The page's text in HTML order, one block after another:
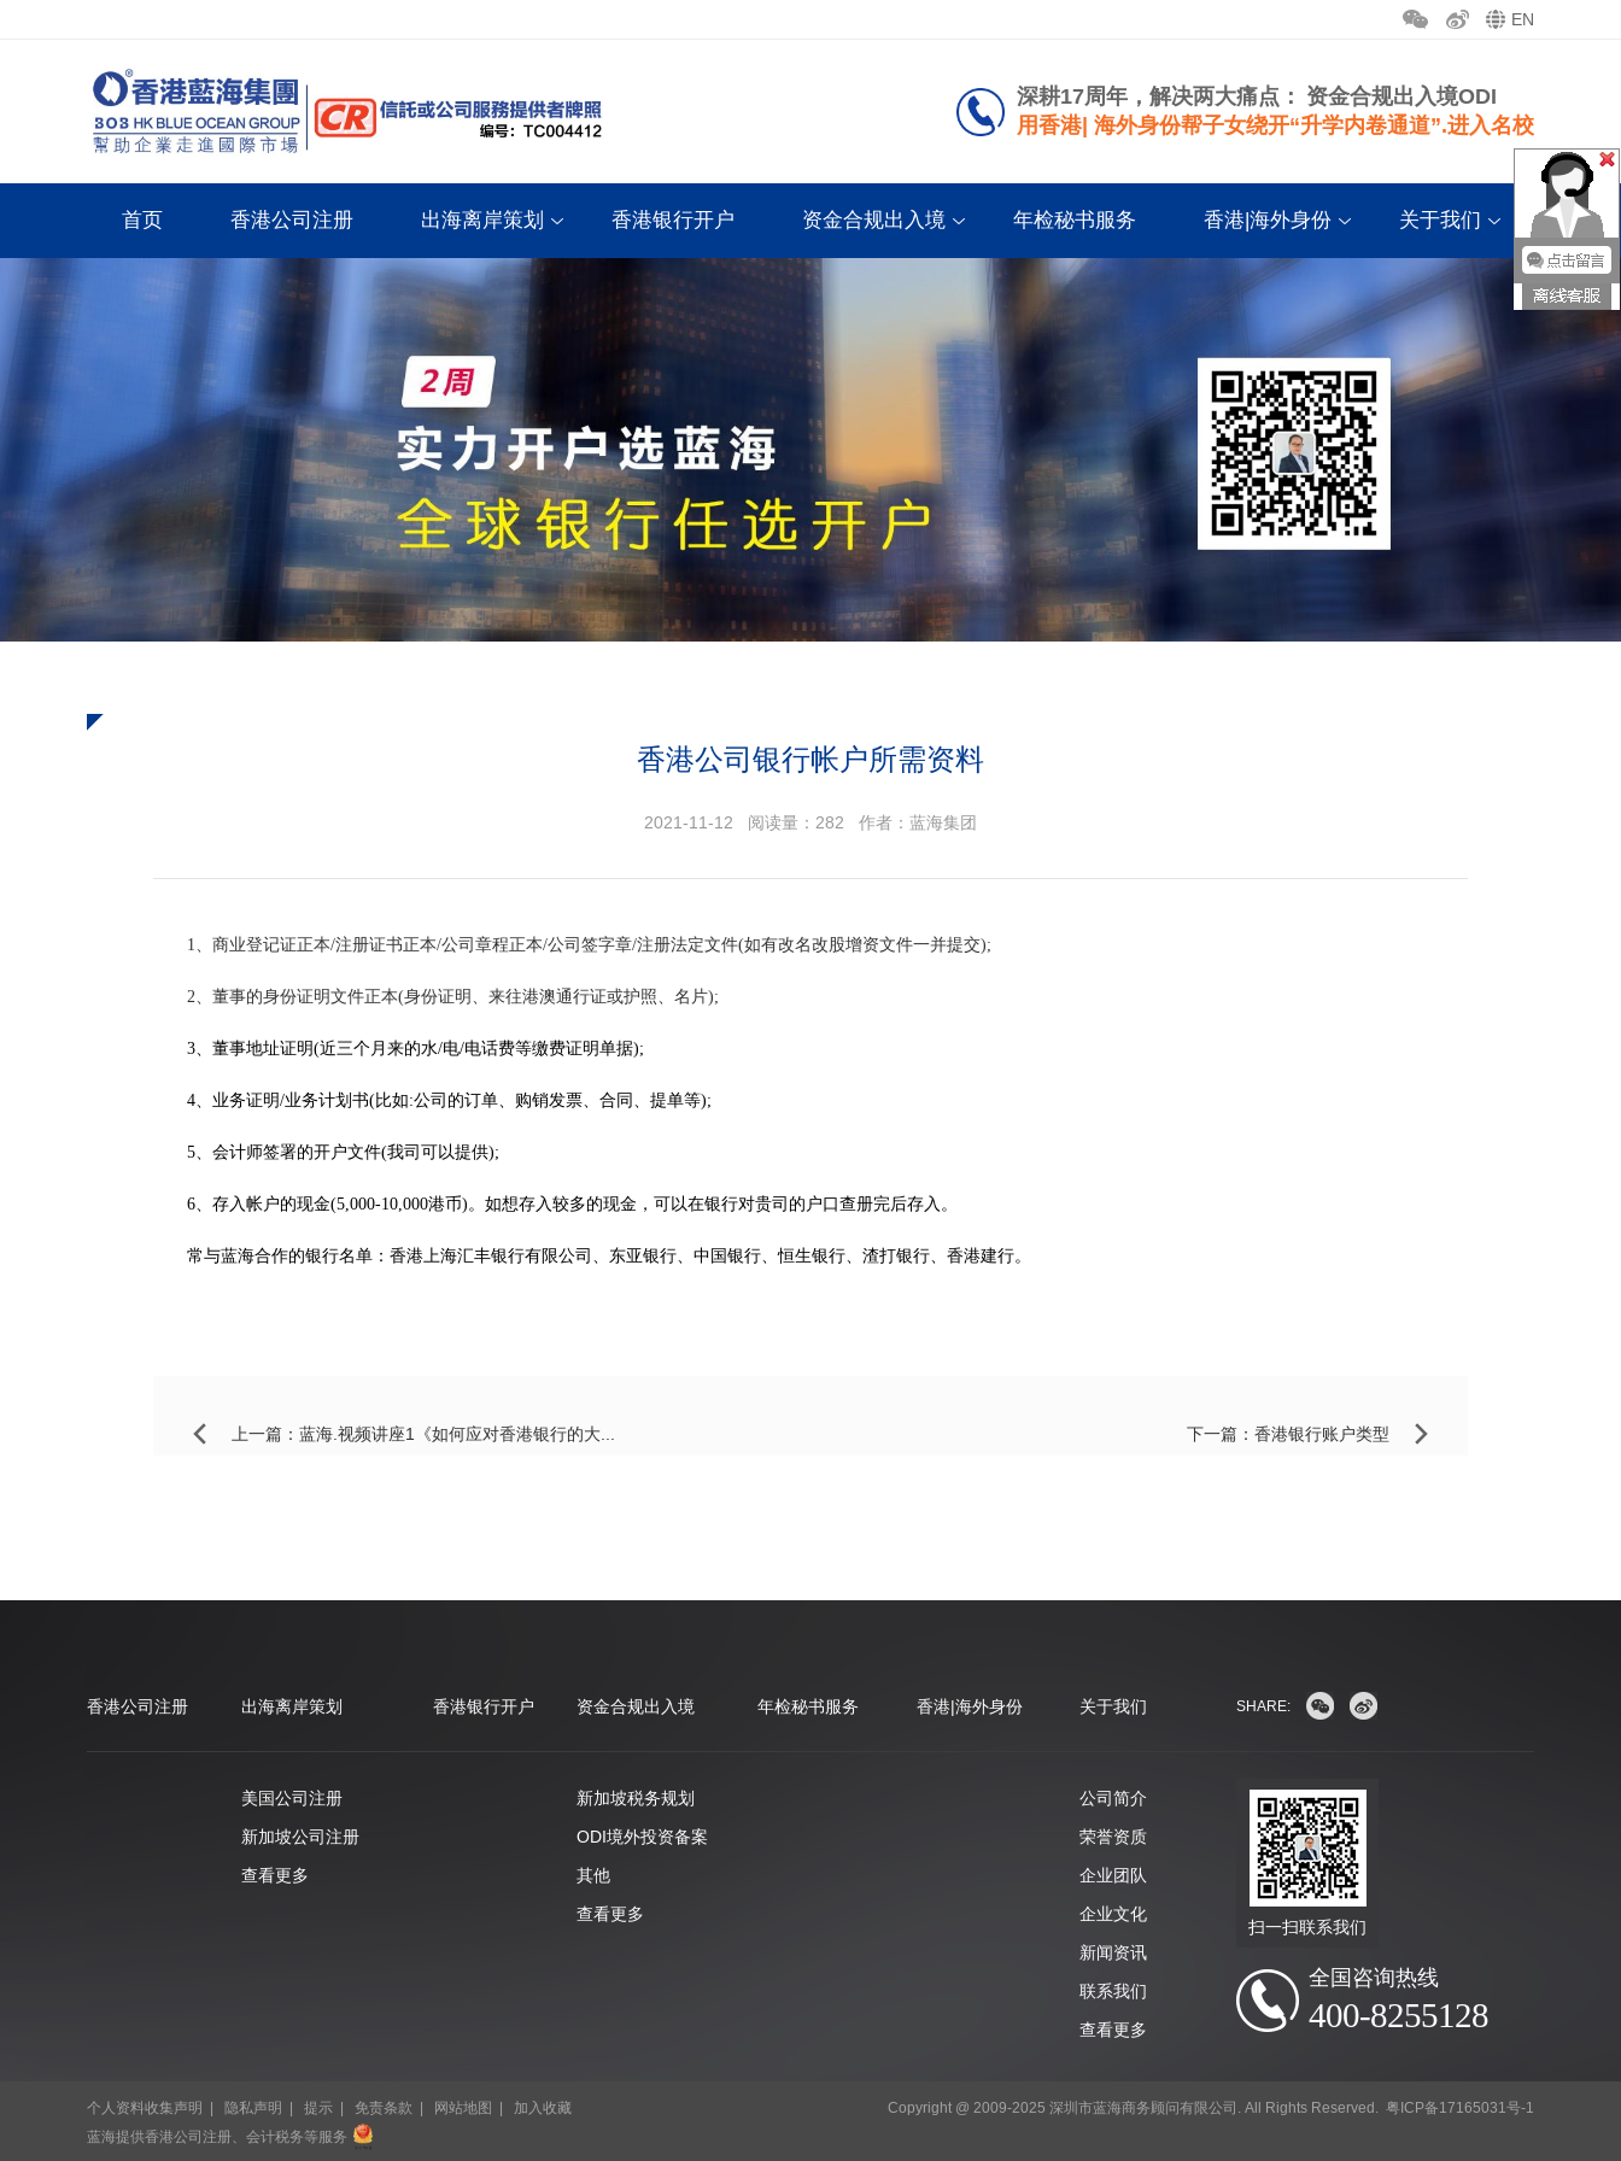
EN
深耕17周年，解决两大痛点： 资金合规出入境ODI
用香港| 海外身份帮子女绕开“升学内卷通道”.进入名校
首页 香港公司注册 出海离岸策划 香港银行开户 资金合规出入境 年检秘书服务 香港|海外身份 关于我们
香港公司银行帐户所需资料
2021-11-12 阅读量： 282 作者：蓝海集团
1、商业登记证正本/注册证书正本/公司章程正本/公司签字章/注册法定文件(如有改名改股增资文件一并提交);
2、董事的身份证明文件正本(身份证明、来往港澳通行证或护照、名片);
3、董事地址证明(近三个月来的水/电/电话费等缴费证明单据);
4、业务证明/业务计划书(比如:公司的订单、购销发票、合同、提单等);
5、会计师签署的开户文件(我司可以提供);
6、存入帐户的现金(5,000-10,000港币)。如想存入较多的现金，可以在银行对贵司的户口查册完后存入。
常与蓝海合作的银行名单：香港上海汇丰银行有限公司、东亚银行、中国银行、恒生银行、渣打银行、香港建行。
上一篇： 蓝海.视频讲座1《如何应对香港银行的大... 下一篇：香港银行账户类型
香港公司注册 出海离岸策划
美国公司注册
新加坡公司注册
查看更多
香港银行开户 资金合规出入境
新加坡税务规划
ODI境外投资备案
其他
查看更多
年检秘书服务 香港|海外身份 关于我们
公司简介
荣誉资质
企业团队
企业文化
新闻资讯
联系我们
查看更多
SHARE:
扫一扫联系我们
全国咨询热线
400-8255128
个人资料收集声明 | 隐私声明 | 提示 | 免责条款 | 网站地图 | 加入收藏
蓝海提供香港公司注册、会计税务等服务
Copyright @ 2009-2025 深圳市蓝海商务顾问有限公司. All Rights Reserved. 粤ICP备17165031号-1